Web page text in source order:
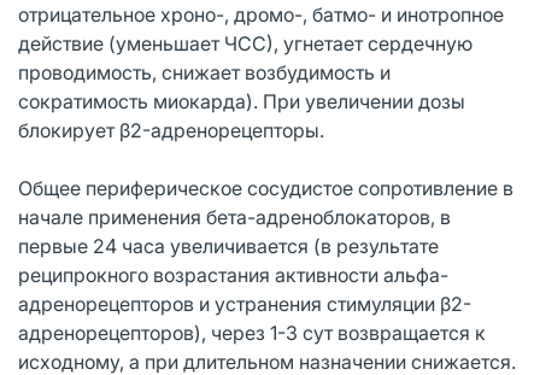
отрицательное хроно-, дромо-, батмо- и инотропное
действие (уменьшает ЧСС), угнетает сердечную
проводимость, снижает возбудимость и
сократимость миокарда). При увеличении дозы
блокирует β2-адренорецепторы.
Общее периферическое сосудистое сопротивление в
начале применения бета-адреноблокаторов, в
первые 24 часа увеличивается (в результате
реципрокного возрастания активности альфа-
адренорецепторов и устранения стимуляции β2-
адренорецепторов), через 1-3 сут возвращается к
исходному, а при длительном назначении снижается.